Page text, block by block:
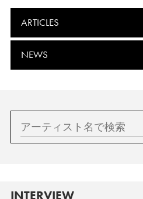
ARTICLES
NEWS
INTERVIEW